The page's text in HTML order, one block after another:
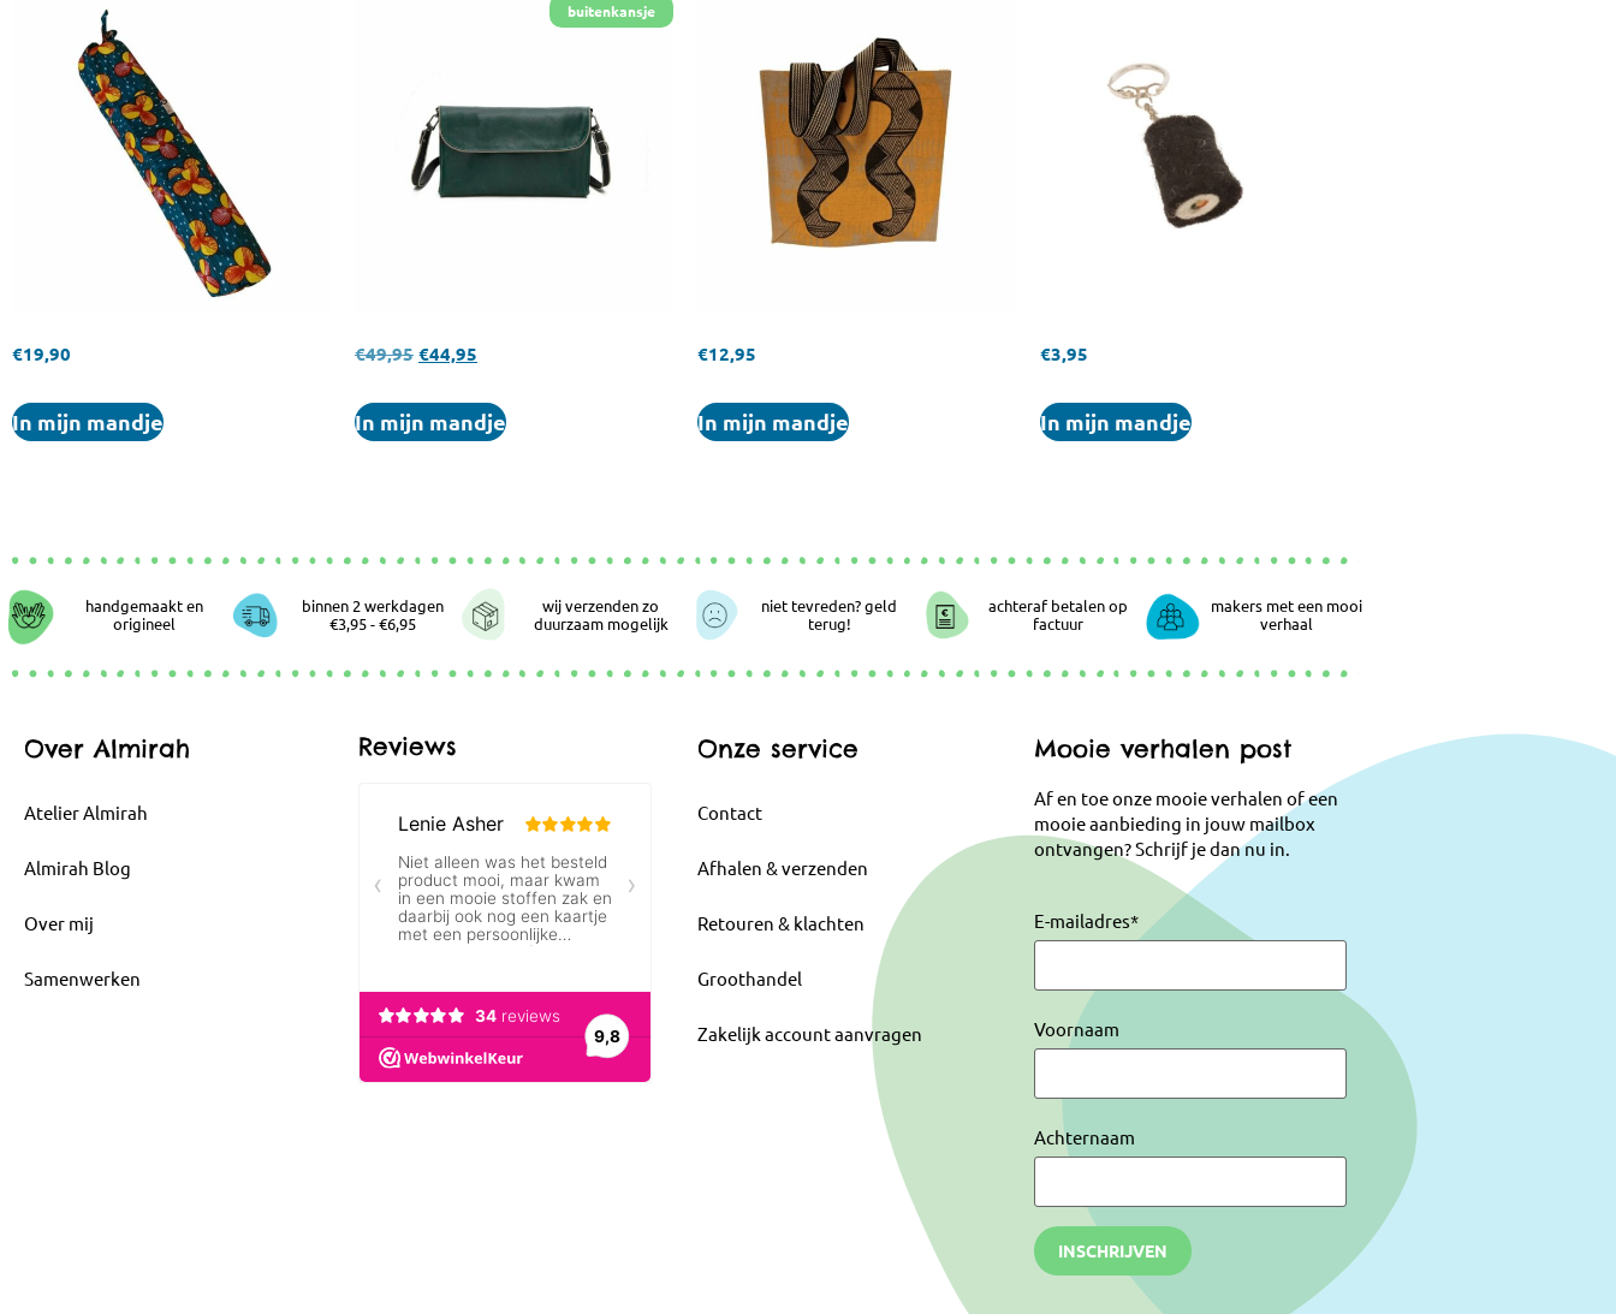
€19,90
In mijn mandje
€49,95 €44,95
In mijn mandje
€12,95
In mijn mandje
€3,95
In mijn mandje
handgemaakt en
origineel
binnen 2 werkdagen
€3,95 - €6,95
wij verzenden zo
duurzaam mogelijk
niet tevreden? geld
terug!
achteraf betalen op
factuur
makers met een mooi
verhaal
Over Almirah
Atelier Almirah
Almirah Blog
Over mij
Samenwerken
Reviews Onze service
Contact
Afhalen & verzenden
Retouren & klachten
Groothandel
Zakelijk account aanvragen
Mooie verhalen post
Af en toe onze mooie verhalen of een
mooie aanbieding in jouw mailbox
ontvangen? Schrijf je dan nu in.
E-mailadres*
Voornaam
Achternaam
INSCHRIJVEN